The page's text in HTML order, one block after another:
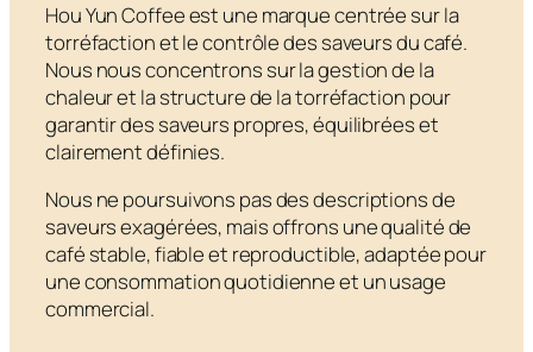
Hou Yun Coffee est une marque centrée sur la
torréfaction et le contrôle des saveurs du café.
Nous nous concentrons sur la gestion de la
chaleur et la structure de la torréfaction pour
garantir des saveurs propres, équilibrées et
clairement définies.
Nous ne poursuivons pas des descriptions de
saveurs exagérées, mais offrons une qualité de
café stable, fiable et reproductible, adaptée pour
une consommation quotidienne et un usage
commercial.